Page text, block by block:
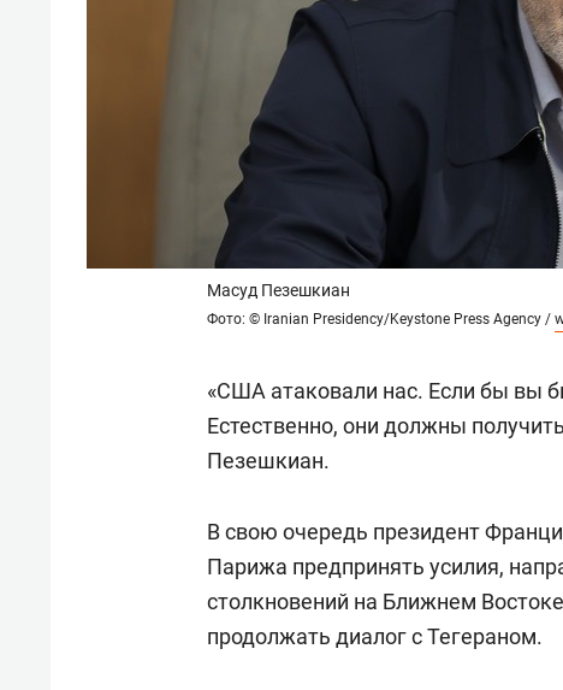
Масуд Пезешкиан
Фото: © Iranian Presidency/Keystone Press Agency /
«США атаковали нас. Если бы вы
Естественно, они должны
Пезешкиан.
В свою очередь президент
Парижа предпринять усилия,
столкновений на Ближнем
продолжать диалог с Тегераном.